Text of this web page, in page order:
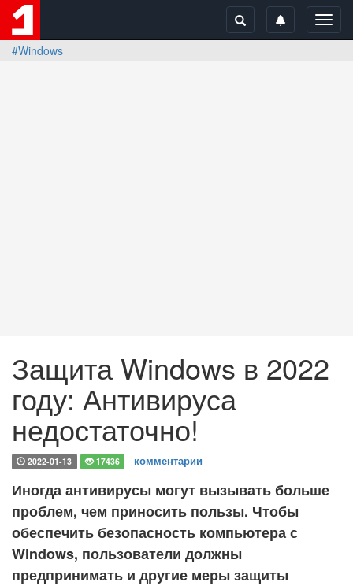
#Windows
Защита Windows в 2022
году: Антивируса
недостаточно!
2022-01-13 17436 комментарии
Иногда антивирусы могут вызывать больше
проблем, чем приносить пользы. Чтобы
обеспечить безопасность компьютера с
Windows, пользователи должны
предпринимать и другие меры защиты